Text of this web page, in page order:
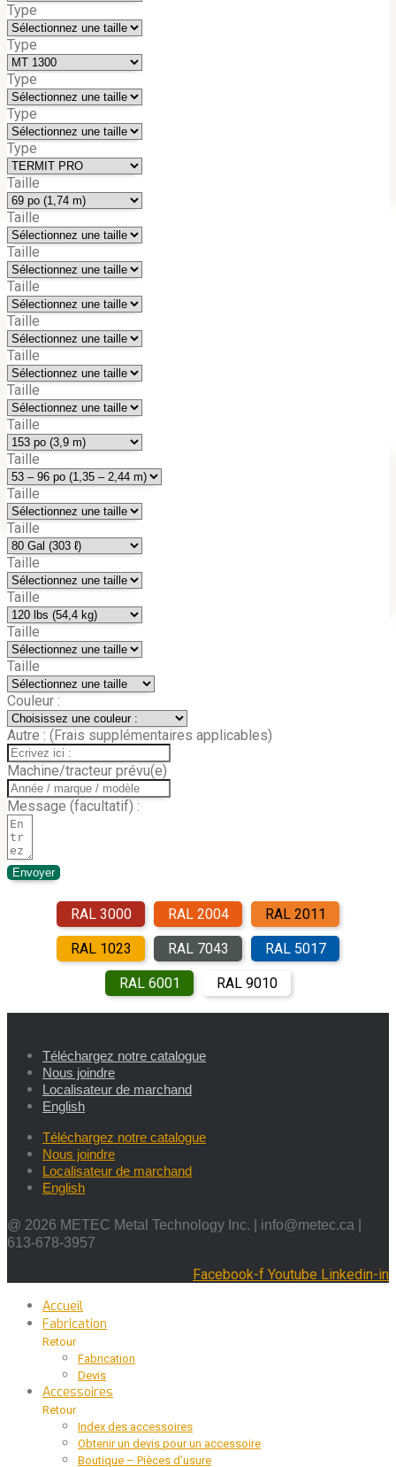
Type
Type
Type
Type
Type
Taille
Taille
Taille
Taille
Taille
Taille
Taille
Taille
Taille
Taille
Taille
Taille
Taille
Taille
Taille
Couleur :
Autre : (Frais supplémentaires applicables)
Machine/tracteur prévu(e)
Message (facultatif) :
Envoyer
RAL 3000 RAL 2004 RAL 2011
RAL 1023 RAL 7043 RAL 5017
RAL 6001 RAL 9010
Téléchargez notre catalogue
Nous joindre
Localisateur de marchand
English
Téléchargez notre catalogue
Nous joindre
Localisateur de marchand
English
@ 2026 METEC Metal Technology Inc. | info@metec.ca
613-678-3957
Facebook-f Youtube Linkedin-in
Accueil
Fabrication
Retour
Fabrication
Devis
Accessoires
Retour
Index des accessoires
Obtenir un devis pour un accessoire
Boutique – Pièces d’usure